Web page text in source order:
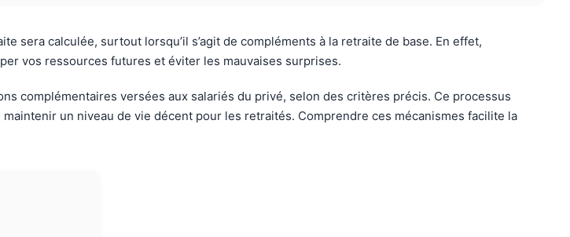
sera calculée, surtout lorsqu’il s’agit de compléments à la retraite de base. En effet,
vos ressources futures et éviter les mauvaises surprises.
complémentaires versées aux salariés du privé, selon des critères précis. Ce processus
un niveau de vie décent pour les retraités. Comprendre ces mécanismes facilite la